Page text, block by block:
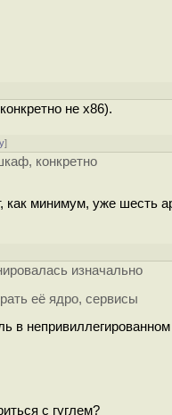
не х86).
]
конкретно
как минимум, уже шесть
изначально
её ядро, сервисы
в
с гуглем?